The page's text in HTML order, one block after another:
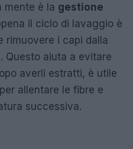
mente è la gestione
il ciclo di lavaggio è
rimuovere i capi dalla
Questo aiuta a evitare
averli estratti, è utile
allentare le fibre e
successiva.